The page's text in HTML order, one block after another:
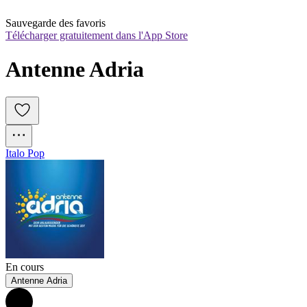
Sauvegarde des favoris
Télécharger gratuitement dans l'App Store
Antenne Adria
Italo Pop
En cours
Antenne Adria